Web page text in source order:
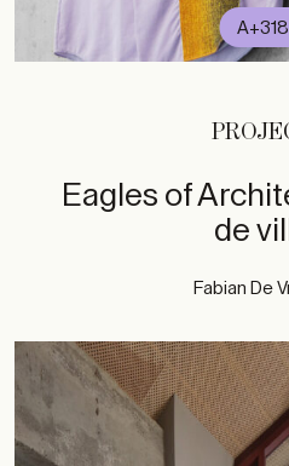
A+318
Eagles of
de
Fabian De